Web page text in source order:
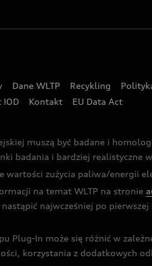
Dane WLTP Recykling
IOD Kontakt EU Data Act
muszą być badane i
badania i bardziej realistyczne
zużycia paliwa/energii
na temat WLTP na stronie
najwcześniej po
In może się różnić w
korzystania z dodatkowych